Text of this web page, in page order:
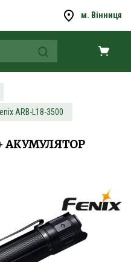
м. Вінниця
ARB-L18-3500
+ АКУМУЛЯТОР